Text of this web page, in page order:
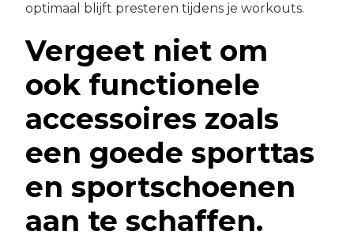
optimaal blijft presteren tijdens je workouts.
Vergeet niet om
ook functionele
accessoires zoals
een goede sporttas
en sportschoenen
aan te schaffen.